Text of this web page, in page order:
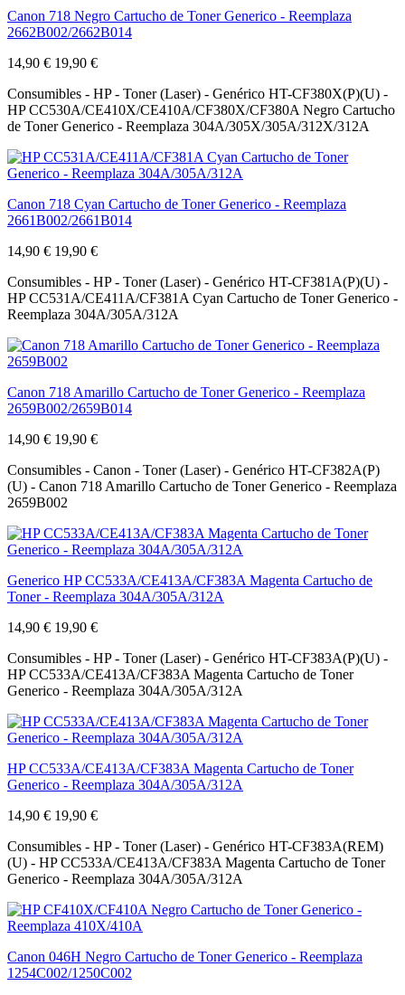
Canon 718 Negro Cartucho de Toner Generico - Reemplaza
2662B002/2662B014
14,90 € 19,90 €
Consumibles - HP - Toner (Laser) - Genérico HT-CF380X(P)(U) -
HP CC530A/CE410X/CE410A/CF380X/CF380A Negro Cartucho
de Toner Generico - Reemplaza 304A/305X/305A/312X/312A
Canon 718 Cyan Cartucho de Toner Generico - Reemplaza
2661B002/2661B014
14,90 € 19,90 €
Consumibles - HP - Toner (Laser) - Genérico HT-CF381A(P)(U) -
HP CC531A/CE411A/CF381A Cyan Cartucho de Toner Generico -
Reemplaza 304A/305A/312A
Canon 718 Amarillo Cartucho de Toner Generico - Reemplaza
2659B002/2659B014
14,90 € 19,90 €
Consumibles - Canon - Toner (Laser) - Genérico HT-CF382A(P)
(U) - Canon 718 Amarillo Cartucho de Toner Generico - Reemplaza
2659B002
Generico HP CC533A/CE413A/CF383A Magenta Cartucho de
Toner - Reemplaza 304A/305A/312A
14,90 € 19,90 €
Consumibles - HP - Toner (Laser) - Genérico HT-CF383A(P)(U) -
HP CC533A/CE413A/CF383A Magenta Cartucho de Toner
Generico - Reemplaza 304A/305A/312A
HP CC533A/CE413A/CF383A Magenta Cartucho de Toner
Generico - Reemplaza 304A/305A/312A
14,90 € 19,90 €
Consumibles - HP - Toner (Laser) - Genérico HT-CF383A(REM)
(U) - HP CC533A/CE413A/CF383A Magenta Cartucho de Toner
Generico - Reemplaza 304A/305A/312A
Canon 046H Negro Cartucho de Toner Generico - Reemplaza
1254C002/1250C002